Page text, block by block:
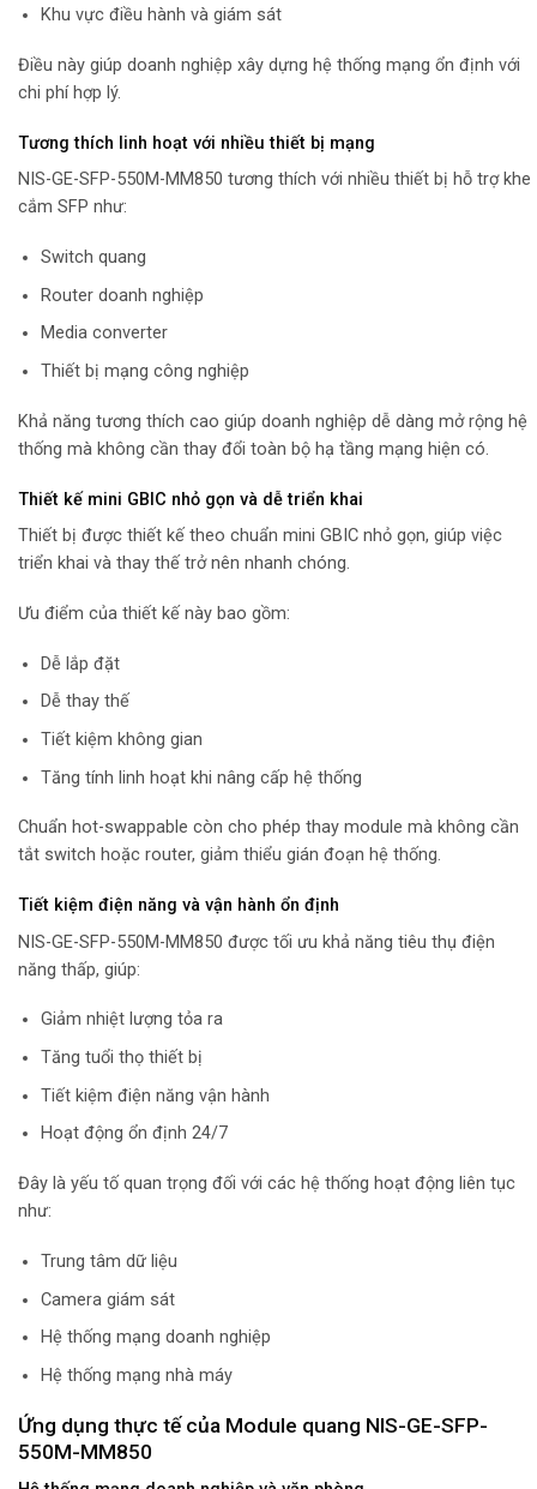
Khu vực điều hành và giám sát
Điều này giúp doanh nghiệp xây dựng hệ thống mạng ổn định với
chi phí hợp lý.
Tương thích linh hoạt với nhiều thiết bị mạng
NIS-GE-SFP-550M-MM850 tương thích với nhiều thiết bị hỗ trợ khe
cắm SFP như:
Switch quang
Router doanh nghiệp
Media converter
Thiết bị mạng công nghiệp
Khả năng tương thích cao giúp doanh nghiệp dễ dàng mở rộng hệ
thống mà không cần thay đổi toàn bộ hạ tầng mạng hiện có.
Thiết kế mini GBIC nhỏ gọn và dễ triển khai
Thiết bị được thiết kế theo chuẩn mini GBIC nhỏ gọn, giúp việc
triển khai và thay thế trở nên nhanh chóng.
Ưu điểm của thiết kế này bao gồm:
Dễ lắp đặt
Dễ thay thế
Tiết kiệm không gian
Tăng tính linh hoạt khi nâng cấp hệ thống
Chuẩn hot-swappable còn cho phép thay module mà không cần
tắt switch hoặc router, giảm thiểu gián đoạn hệ thống.
Tiết kiệm điện năng và vận hành ổn định
NIS-GE-SFP-550M-MM850 được tối ưu khả năng tiêu thụ điện
năng thấp, giúp:
Giảm nhiệt lượng tỏa ra
Tăng tuổi thọ thiết bị
Tiết kiệm điện năng vận hành
Hoạt động ổn định 24/7
Đây là yếu tố quan trọng đối với các hệ thống hoạt động liên tục
như:
Trung tâm dữ liệu
Camera giám sát
Hệ thống mạng doanh nghiệp
Hệ thống mạng nhà máy
Ứng dụng thực tế của Module quang NIS-GE-SFP-
550M-MM850